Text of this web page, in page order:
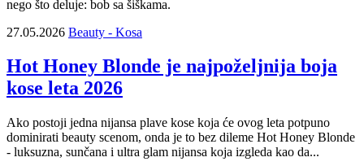
nego što deluje: bob sa šiškama.
27.05.2026 Beauty - Kosa
Hot Honey Blonde je najpoželjnija boja
kose leta 2026
Ako postoji jedna nijansa plave kose koja će ovog leta potpuno
dominirati beauty scenom, onda je to bez dileme Hot Honey Blonde
- luksuzna, sunčana i ultra glam nijansa koja izgleda kao da...